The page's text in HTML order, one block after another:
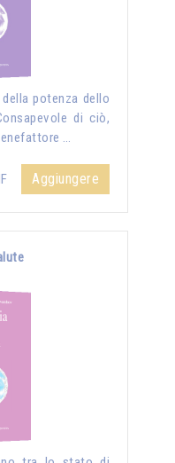
potenza dello
di ciò,
…
Aggiungere